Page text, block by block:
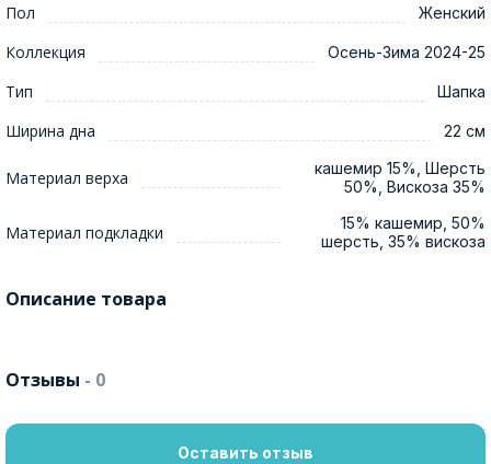
Пол Женский
Коллекция Осень-Зима 2024-25
Тип Шапка
Ширина дна 22 см
Материал верха
кашемир 15%, Шерсть
50%, Вискоза 35%
Материал подкладки
15% кашемир, 50%
шерсть, 35% вискоза
Описание товара
Отзывы - 0
Оставить отзыв